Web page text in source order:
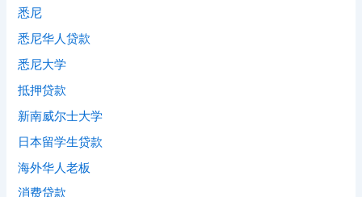
悉尼
悉尼华人贷款
悉尼大学
抵押贷款
新南威尔士大学
日本留学生贷款
海外华人老板
消费贷款